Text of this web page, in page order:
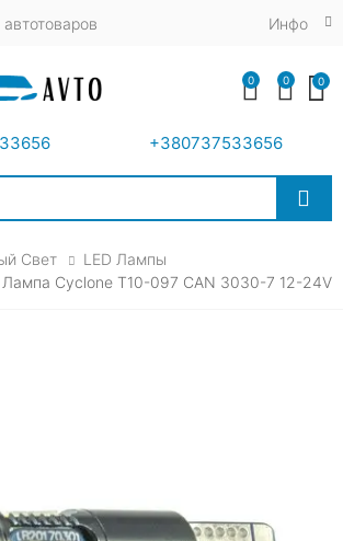
Инфо
menu
+380737533656
0 0 0
Свет
LED Лампы
Cyclone T10-097 CAN 3030-7 12-24V